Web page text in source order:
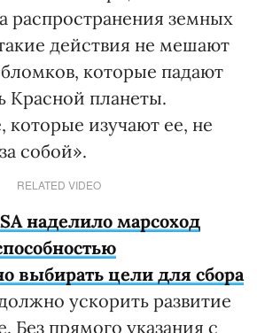
распространения земных
действия не мешают
которые падают
Красной планеты.
изучают ее, не
собой».
RELATED VIDEO
наделило марсоход
выбирать цели для сбора
ускорить развитие
Без прямого указания с